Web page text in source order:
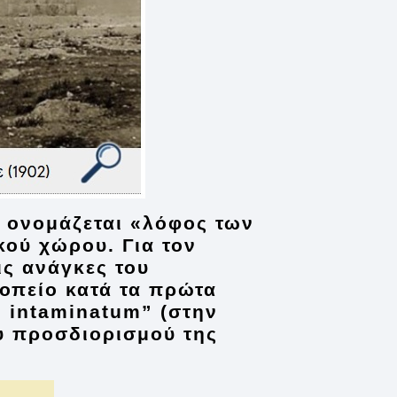
«λόφος των
χώρου. Για τον
ανάγκες του
κατά τα πρώτα
intaminatum” (στην
προσδιορισμού της